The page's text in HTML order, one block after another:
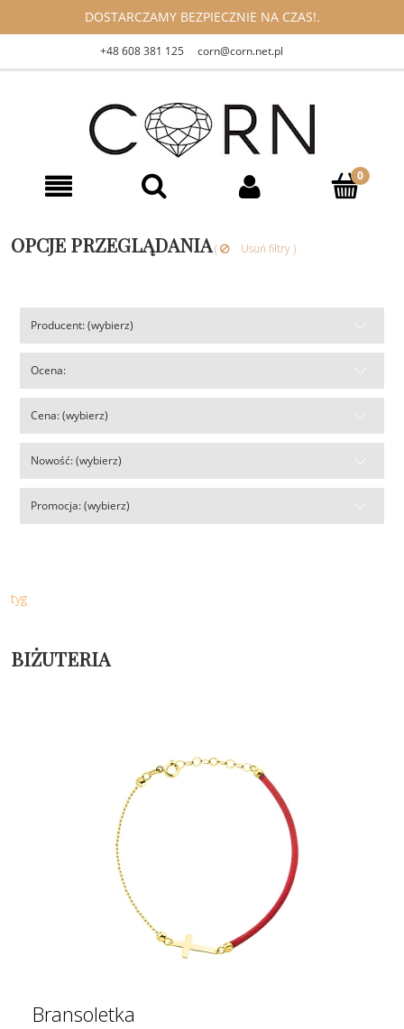
DOSTARCZAMY BEZPIECZNIE NA CZAS!.
+48 608 381 125 corn@corn.net.pl
OPCJE PRZEGLĄDANIA( Usuń filtry )
Producent: (wybierz)
Ocena:
Cena: (wybierz)
Nowość: (wybierz)
Promocja: (wybierz)
tyg
BIŻUTERIA
Bransoletka